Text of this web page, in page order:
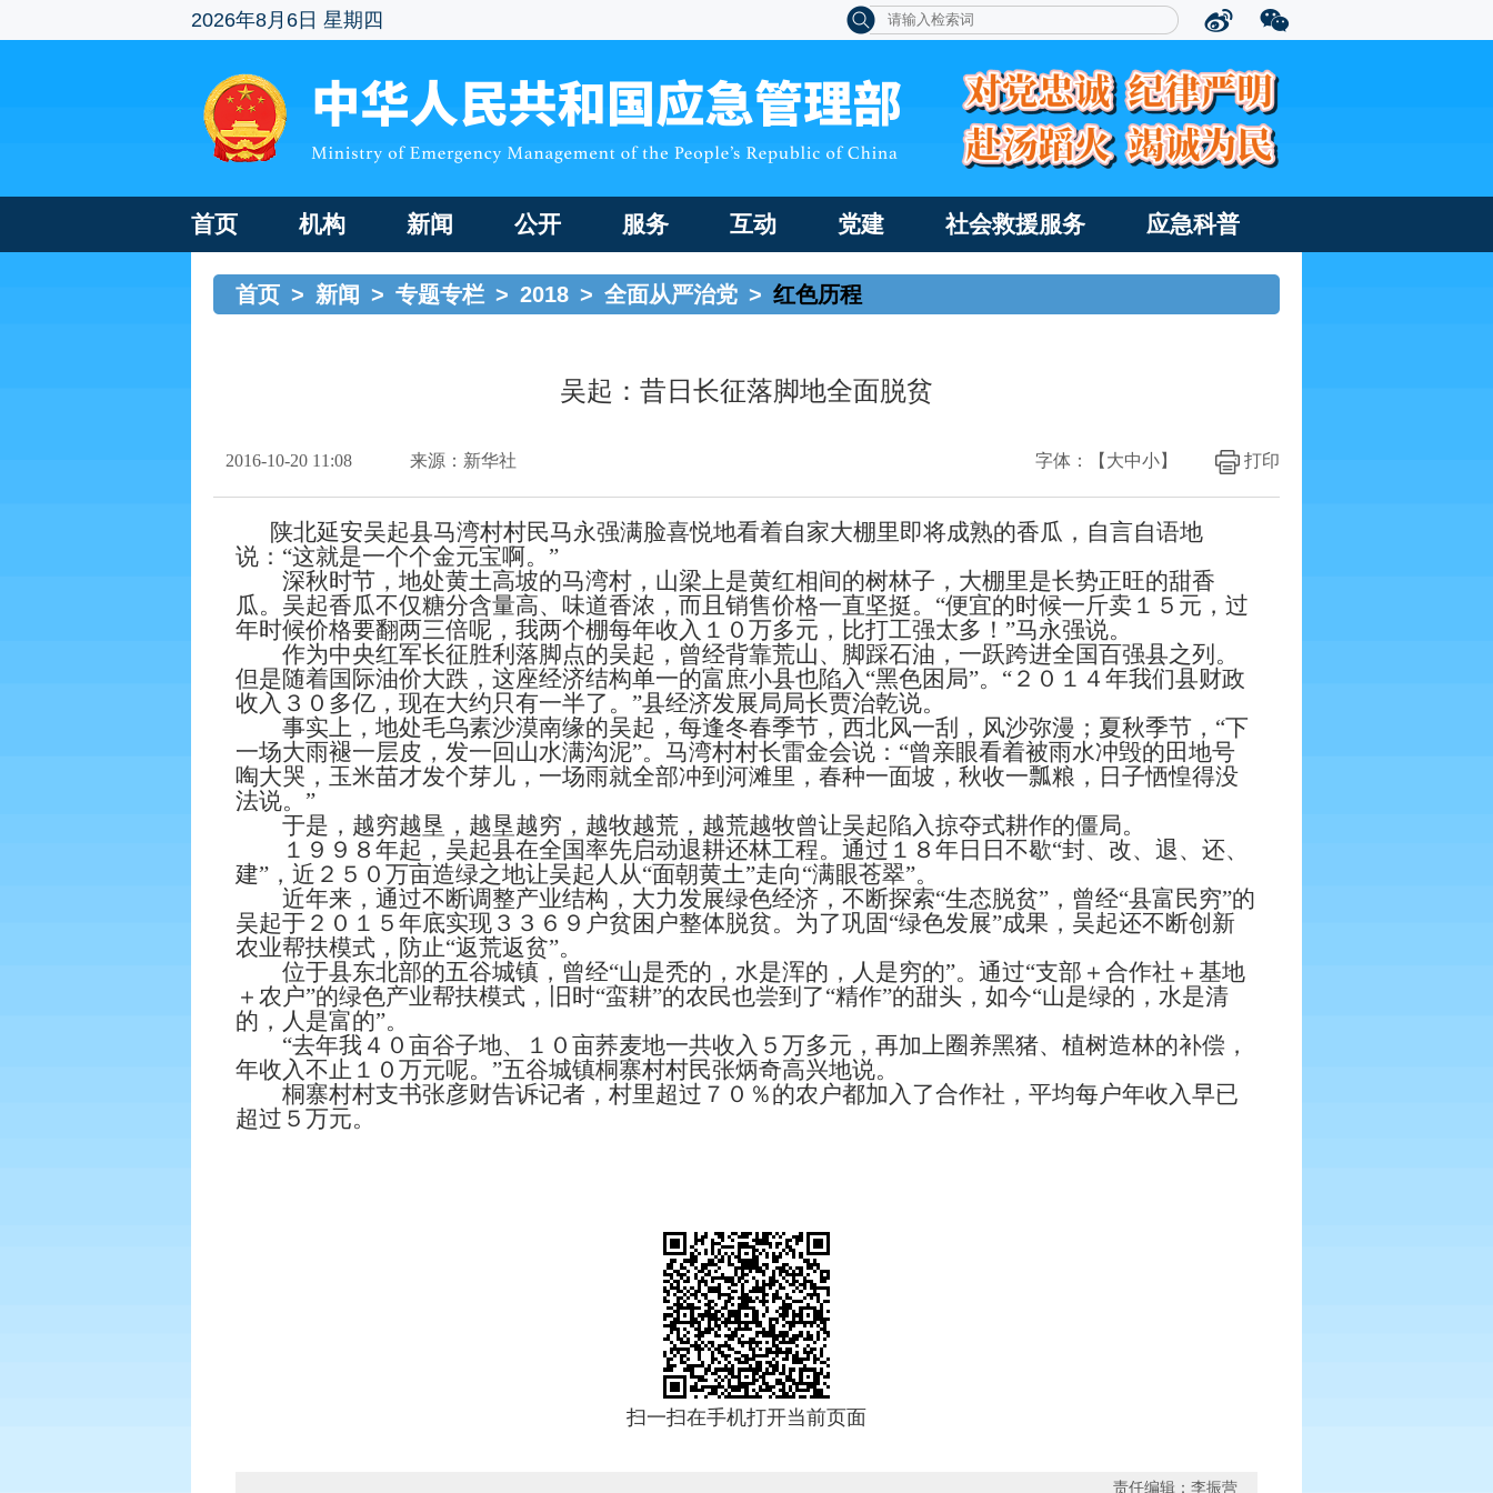
2026年8月6日 星期四
首页 机构 新闻 公开 服务 互动 党建 社会救援服务 应急科普
首页 > 新闻 > 专题专栏 > 2018 > 全面从严治党 > 红色历程
吴起：昔日长征落脚地全面脱贫
2016-10-20 11:08 来源：新华社 打印
字体：【 大中小】
陕北延安吴起县马湾村村民马永强满脸喜悦地看着自家大棚里即将成熟的香瓜，自言自语地
说：“这就是一个个金元宝啊。”
深秋时节，地处黄土高坡的马湾村，山梁上是黄红相间的树林子，大棚里是长势正旺的甜香
瓜。吴起香瓜不仅糖分含量高、味道香浓，而且销售价格一直坚挺。“便宜的时候一斤卖１５元，过
年时候价格要翻两三倍呢，我两个棚每年收入１０万多元，比打工强太多！”马永强说。
作为中央红军长征胜利落脚点的吴起，曾经背靠荒山、脚踩石油，一跃跨进全国百强县之列。
但是随着国际油价大跌，这座经济结构单一的富庶小县也陷入“黑色困局”。“２０１４年我们县财政
收入３０多亿，现在大约只有一半了。”县经济发展局局长贾治乾说。
事实上，地处毛乌素沙漠南缘的吴起，每逢冬春季节，西北风一刮，风沙弥漫；夏秋季节，“下
一场大雨褪一层皮，发一回山水满沟泥”。马湾村村长雷金会说：“曾亲眼看着被雨水冲毁的田地号
啕大哭，玉米苗才发个芽儿，一场雨就全部冲到河滩里，春种一面坡，秋收一瓢粮，日子恓惶得没
法说。”
于是，越穷越垦，越垦越穷，越牧越荒，越荒越牧曾让吴起陷入掠夺式耕作的僵局。
１９９８年起，吴起县在全国率先启动退耕还林工程。通过１８年日日不歇“封、改、退、还、
建”，近２５０万亩造绿之地让吴起人从“面朝黄土”走向“满眼苍翠”。
近年来，通过不断调整产业结构，大力发展绿色经济，不断探索“生态脱贫”，曾经“县富民穷”的
吴起于２０１５年底实现３３６９户贫困户整体脱贫。为了巩固“绿色发展”成果，吴起还不断创新
农业帮扶模式，防止“返荒返贫”。
位于县东北部的五谷城镇，曾经“山是秃的，水是浑的，人是穷的”。通过“支部＋合作社＋基地
＋农户”的绿色产业帮扶模式，旧时“蛮耕”的农民也尝到了“精作”的甜头，如今“山是绿的，水是清
的，人是富的”。
“去年我４０亩谷子地、１０亩荞麦地一共收入５万多元，再加上圈养黑猪、植树造林的补偿，
年收入不止１０万元呢。”五谷城镇桐寨村村民张炳奇高兴地说。
桐寨村村支书张彦财告诉记者，村里超过７０％的农户都加入了合作社，平均每户年收入早已
超过５万元。
扫一扫在手机打开当前页面
责任编辑：李振营